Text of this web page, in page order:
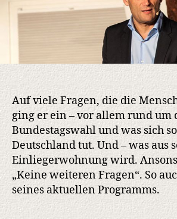
Auf viele Fragen, die die
ging er ein – vor allem rund um
Bundestagswahl und was sich
Deutschland tut. Und – was aus
Einliegerwohnung wird.
„Keine weiteren Fragen“. So
seines aktuellen Programms.